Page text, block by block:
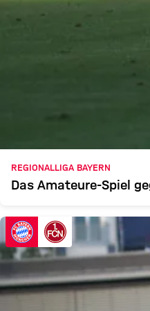
REGIONALLIGA BAYERN
Das Amateure-Spiel